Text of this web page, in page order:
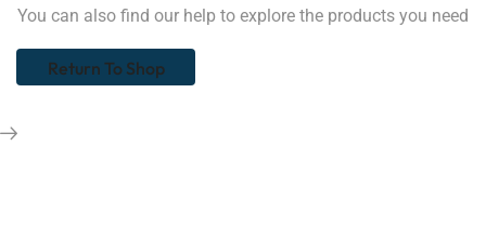
You can also find our help to explore the products you need
Return To Shop